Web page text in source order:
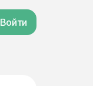
Войти